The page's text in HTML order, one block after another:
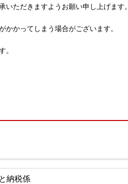
ただきますようお願い申し上げます。
かってしまう場合がございます。
。
ご用意しております。
すので、ぜひご覧ください！😄✨
納税係